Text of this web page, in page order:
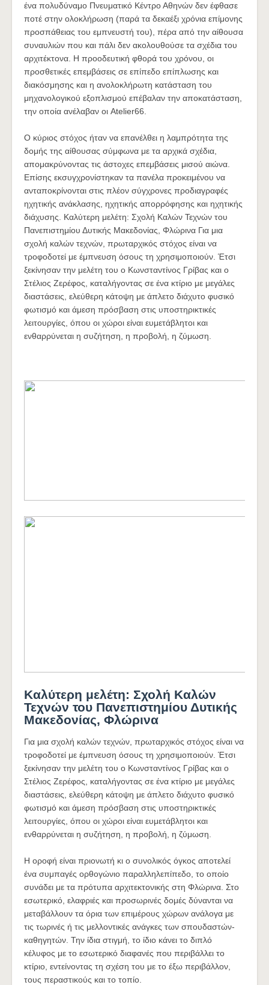
ένα πολυδύναμο Πνευματικό Κέντρο Αθηνών δεν έφθασε
ποτέ στην ολοκλήρωση (παρά τα δεκαέξι χρόνια επίμονης
προσπάθειας του εμπνευστή του), πέρα από την αίθουσα
συναυλιών που και πάλι δεν ακολουθούσε τα σχέδια του
αρχιτέκτονα. Η προοδευτική φθορά του χρόνου, οι
προσθετικές επεμβάσεις σε επίπεδο επίπλωσης και
διακόσμησης και η ανολοκλήρωτη κατάσταση του
μηχανολογικού εξοπλισμού επέβαλαν την αποκατάσταση,
την οποία ανέλαβαν οι Atelier66.
Ο κύριος στόχος ήταν να επανέλθει η λαμπρότητα της
δομής της αίθουσας σύμφωνα με τα αρχικά σχέδια,
απομακρύνοντας τις άστοχες επεμβάσεις μισού αιώνα.
Επίσης εκσυγχρονίστηκαν τα πανέλα προκειμένου να
ανταποκρίνονται στις πλέον σύγχρονες προδιαγραφές
ηχητικής ανάκλασης, ηχητικής απορρόφησης και ηχητικής
διάχυσης. Καλύτερη μελέτη: Σχολή Καλών Τεχνών του
Πανεπιστημίου Δυτικής Μακεδονίας, Φλώρινα Για μια
σχολή καλών τεχνών, πρωταρχικός στόχος είναι να
τροφοδοτεί με έμπνευση όσους τη χρησιμοποιούν. Έτσι
ξεκίνησαν την μελέτη του ο Κωνσταντίνος Γρίβας και ο
Στέλιος Ζερέφος, καταλήγοντας σε ένα κτίριο με μεγάλες
διαστάσεις, ελεύθερη κάτοψη με άπλετο διάχυτο φυσικό
φωτισμό και άμεση πρόσβαση στις υποστηρικτικές
λειτουργίες, όπου οι χώροι είναι ευμετάβλητοι και
ενθαρρύνεται η συζήτηση, η προβολή, η ζύμωση.
Καλύτερη μελέτη: Σχολή Καλών
Τεχνών του Πανεπιστημίου Δυτικής
Μακεδονίας, Φλώρινα
Για μια σχολή καλών τεχνών, πρωταρχικός στόχος είναι να
τροφοδοτεί με έμπνευση όσους τη χρησιμοποιούν. Έτσι
ξεκίνησαν την μελέτη του ο Κωνσταντίνος Γρίβας και ο
Στέλιος Ζερέφος, καταλήγοντας σε ένα κτίριο με μεγάλες
διαστάσεις, ελεύθερη κάτοψη με άπλετο διάχυτο φυσικό
φωτισμό και άμεση πρόσβαση στις υποστηρικτικές
λειτουργίες, όπου οι χώροι είναι ευμετάβλητοι και
ενθαρρύνεται η συζήτηση, η προβολή, η ζύμωση.
Η οροφή είναι πριονωτή κι ο συνολικός όγκος αποτελεί
ένα συμπαγές ορθογώνιο παραλληλεπίπεδο, το οποίο
συνάδει με τα πρότυπα αρχιτεκτονικής στη Φλώρινα. Στο
εσωτερικό, ελαφριές και προσωρινές δομές δύνανται να
μεταβάλλουν τα όρια των επιμέρους χώρων ανάλογα με
τις τωρινές ή τις μελλοντικές ανάγκες των σπουδαστών-
καθηγητών. Την ίδια στιγμή, το ίδιο κάνει το διπλό
κέλυφος με το εσωτερικό διαφανές που περιβάλλει το
κτίριο, εντείνοντας τη σχέση του με το έξω περιβάλλον,
τους περαστικούς και το τοπίο.